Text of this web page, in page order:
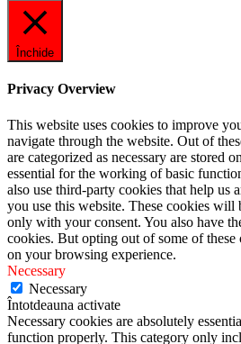
Închide
Privacy Overview
This website uses cookies to improve
navigate through the website. Out of
are categorized as necessary are stored
essential for the working of basic
also use third-party cookies that help us
you use this website. These cookies will
only with your consent. You also have
cookies. But opting out of some of these
on your browsing experience.
Necessary
Necessary
Întotdeauna activate
Necessary cookies are absolutely
function properly. This category only